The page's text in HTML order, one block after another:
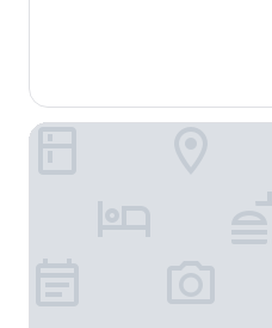
National Golf & Country Club